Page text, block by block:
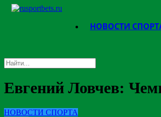
НОВОСТИ
Евгений Ловчев:
НОВОСТИ СПОРТА